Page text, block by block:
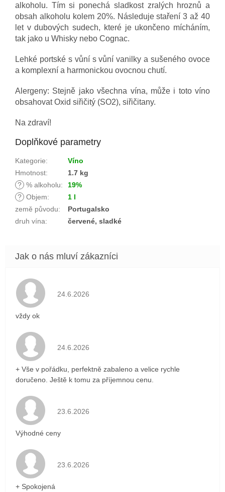
alkoholu. Tím si ponechá sladkost zralých hroznů a
obsah alkoholu kolem 20%. Následuje staření 3 až 40
let v dubových sudech, které je ukončeno mícháním,
tak jako u Whisky nebo Cognac.
Lehké portské s vůní s vůní vanilky a sušeného ovoce
a komplexní a harmonickou ovocnou chutí.
Alergeny: Stejně jako všechna vína, může i toto víno
obsahovat Oxid siřičitý (SO2), siřičitany.
Na zdraví!
Doplňkové parametry
Kategorie:
Víno
Hmotnost:
1.7 kg
? % alkoholu:
19%
? Objem:
1 l
země původu:
Portugalsko
druh vína: červené, sladké
Hodnocení obchodu je 5 z 5 hvězdiček.
24.6.2026
vždy ok
Hodnocení obchodu je 5 z 5 hvězdiček.
24.6.2026
+ Vše v pořádku, perfektně zabaleno a velice rychle
doručeno. Ještě k tomu za příjemnou cenu.
Hodnocení obchodu je 5 z 5 hvězdiček.
23.6.2026
Výhodné ceny
Hodnocení obchodu je 5 z 5 hvězdiček.
23.6.2026
+ Spokojená